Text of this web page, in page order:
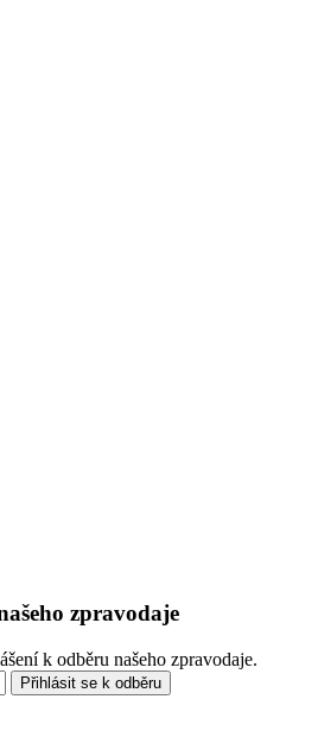
zpravodaje
k odběru našeho zpravodaje.
Přihlásit se k odběru